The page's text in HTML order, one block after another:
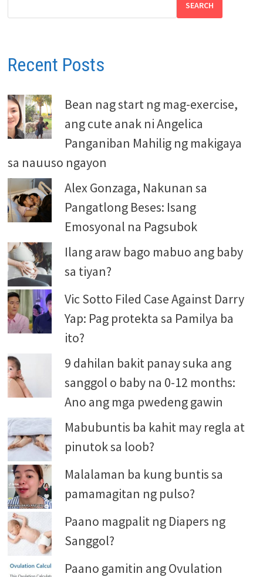
SEARCH
Recent Posts
Bean nag start ng mag-exercise,
ang cute anak ni Angelica
Panganiban Mahilig ng makigaya
sa nauuso ngayon
Alex Gonzaga, Nakunan sa
Pangatlong Beses: Isang
Emosyonal na Pagsubok
Ilang araw bago mabuo ang baby
sa tiyan?
Vic Sotto Filed Case Against Darry
Yap: Pag protekta sa Pamilya ba
ito?
9 dahilan bakit panay suka ang
sanggol o baby na 0-12 months:
Ano ang mga pwedeng gawin
Mabubuntis ba kahit may regla at
pinutok sa loob?
Malalaman ba kung buntis sa
pamamagitan ng pulso?
Paano magpalit ng Diapers ng
Sanggol?
Paano gamitin ang Ovulation